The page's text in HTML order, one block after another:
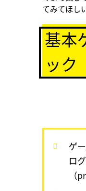
てみてほし
基本
ック
ゲ
ロ
（